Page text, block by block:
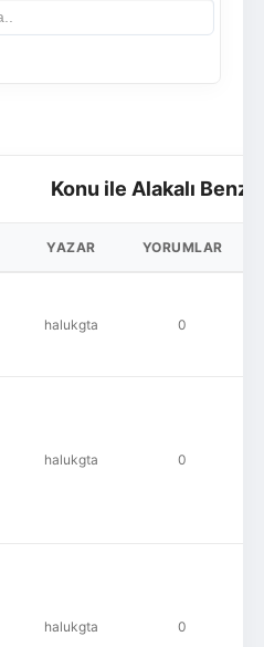
Konu ile Alakalı
YAZAR YORUMLAR
halukgta 0
halukgta 0
halukgta 0